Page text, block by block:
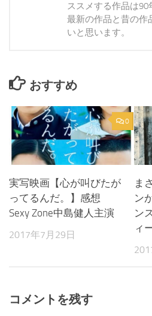
ススメする作品は90
最新の作品と昔の作
いと思います。
おすすめ
0
実写映画【心が叫びたが
ってるんだ。】感想
Sexy Zone中島健人主演
2017年7月29日
ま
ン
ン
ィ
コメントを残す